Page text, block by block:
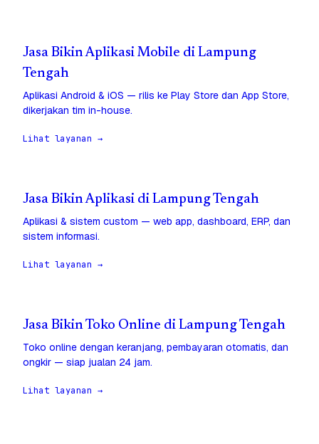
Jasa Bikin Aplikasi Mobile di Lampung
Tengah
Aplikasi Android & iOS — rilis ke Play Store dan App Store,
dikerjakan tim in-house.
Lihat layanan →
Jasa Bikin Aplikasi di Lampung Tengah
Aplikasi & sistem custom — web app, dashboard, ERP, dan
sistem informasi.
Lihat layanan →
Jasa Bikin Toko Online di Lampung Tengah
Toko online dengan keranjang, pembayaran otomatis, dan
ongkir — siap jualan 24 jam.
Lihat layanan →